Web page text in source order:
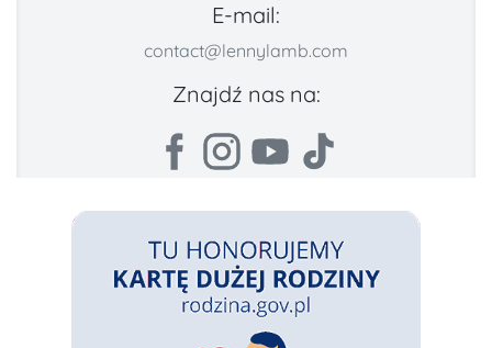
E-mail:
contact@lennylamb.com
Znajdź nas na: